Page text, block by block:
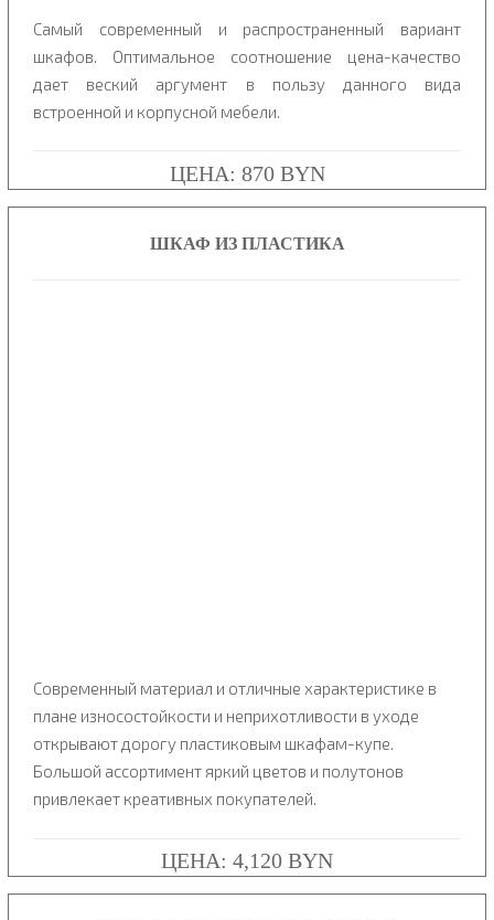
Самый современный и распространенный вариант
шкафов. Оптимальное соотношение цена-качество
дает веский аргумент в пользу данного вида
встроенной и корпусной мебели.
ЦЕНА: 870 BYN
ШКАФ ИЗ ПЛАСТИКА
Современный материал и отличные характеристике в
плане износостойкости и неприхотливости в уходе
открывают дорогу пластиковым шкафам-купе.
Большой ассортимент яркий цветов и полутонов
привлекает креативных покупателей.
ЦЕНА: 4,120 BYN